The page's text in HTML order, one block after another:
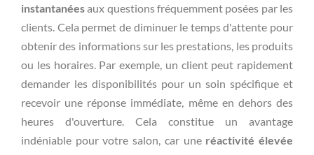
instantanéesaux questions fréquemment posées par les
clients. Cela permet de diminuer le temps d'attente pour
obtenir des informations sur les prestations, les produits
ou les horaires. Par exemple, un client peut rapidement
demander les disponibilités pour un soin spécifique et
recevoir une réponse immédiate, même en dehors des
heures d'ouverture. Cela constitue un avantage
indéniable pour votre salon, car une réactivité élevée